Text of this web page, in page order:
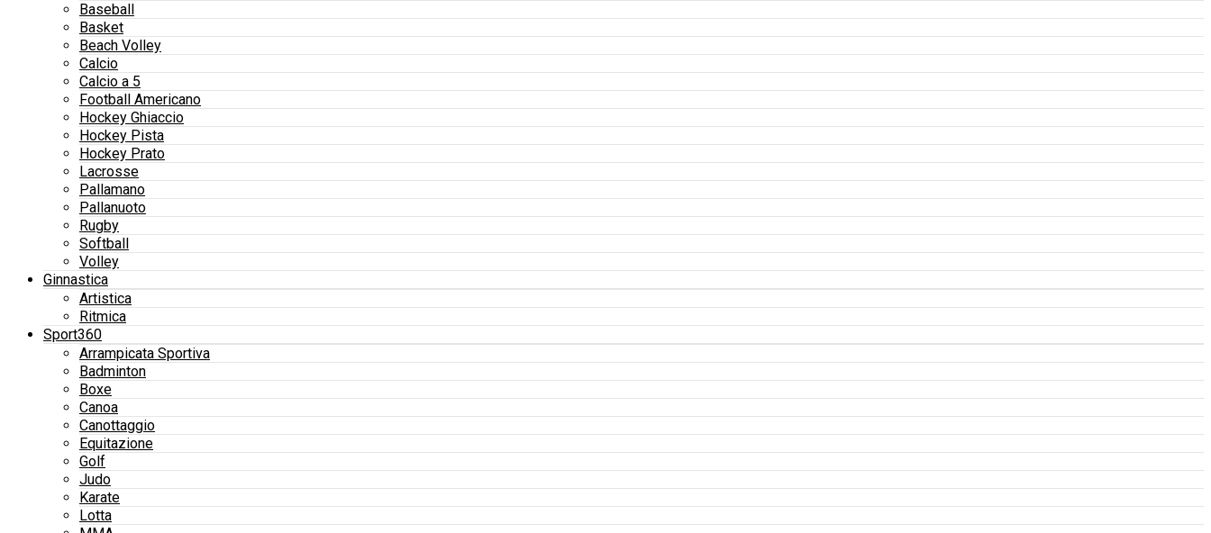
Baseball
Basket
Beach Volley
Calcio
Calcio a 5
Football Americano
Hockey Ghiaccio
Hockey Pista
Hockey Prato
Lacrosse
Pallamano
Pallanuoto
Rugby
Softball
Volley
Ginnastica
Artistica
Ritmica
Sport360
Arrampicata Sportiva
Badminton
Boxe
Canoa
Canottaggio
Equitazione
Golf
Judo
Karate
Lotta